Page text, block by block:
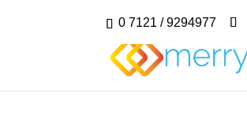
0 7121 / 9294977